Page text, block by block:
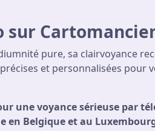
sur
pure, sa clairvoyance
et personnalisées pour
une voyance sérieuse par
Belgique et au